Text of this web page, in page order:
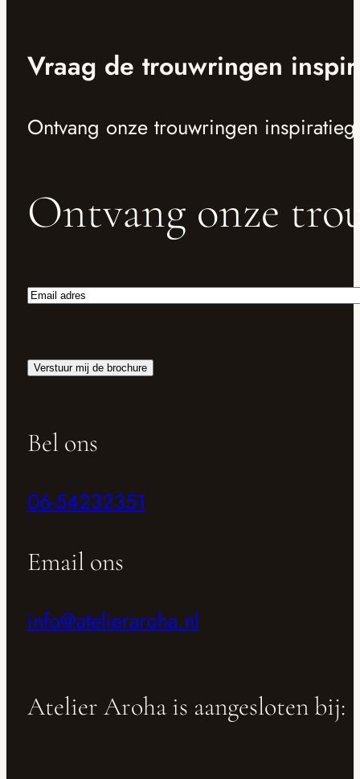
Vraag de trouwringen
Ontvang onze trouwringen
Ontvang onze
Email
Verstuur mij de brochure
Bel ons
06-54232351
Email ons
info@atelieraroha.nl
Atelier Aroha is aangesloten bij: